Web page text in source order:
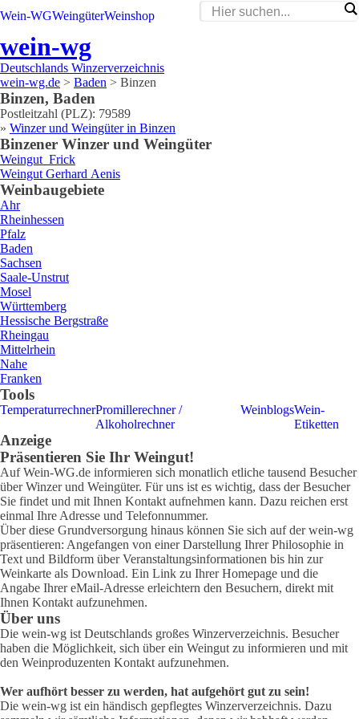
Wein-WGWeingüterWeinshop
wein-wg
Deutschlands Winzerverzeichnis
wein-wg.de > Baden > Binzen
Binzen, Baden
Postleitzahl (PLZ): 79589
» Winzer und Weingüter in Binzen
Binzener Winzer und Weingüter
Weingut Frick
Weingut Gerhard Aenis
Weinbaugebiete
Ahr
Rheinhessen
Pfalz
Baden
Sachsen
Saale-Unstrut
Mosel
Württemberg
Hessische Bergstraße
Rheingau
Mittelrhein
Nahe
Franken
Tools
TemperaturrechnerPromillerechner /
Alkoholrechner
WeinblogsWein-
Etiketten
Anzeige
Präsentieren Sie Ihr Weingut!
Auf Wein-WG.de informieren sich monatlich etliche tausend Besucher
über Winzer und Weingüter. Für uns ist es wichtig, dass der Besucher
Sie findet und mit Ihnen Kontakt aufnehmen kann. Dazu reichen erst
einmal Ihre Adresse und Telefonnummer.
Über diese Grundversorgung hinaus können Sie sich auf der wein-wg
präsentieren: Angefangen von einer Darstellung Ihrer Philosophie in
Text und Bildform über Veranstaltungsinformationen bis hin zur
Weinkarte als Download. Ein Link zu Ihrer Homepage und die
Angabe Ihrer eMail-Adresse erleichtern den Besuchern, direkt mit
Ihnen Kontakt aufzunehmen.
Über uns
Die wein-wg ist Deutschlands großes Winzerverzeichnis. Besucher
haben die Möglichkeit, sich über ein Weingut zu informieren und mit
den Weinproduzenten Kontakt aufzunehmen.
Wer aufhört besser zu werden, hat aufgehört gut zu sein!
Die wein-wg ist ein händisch gepflegtes Winzerverzeichnis. Dazu